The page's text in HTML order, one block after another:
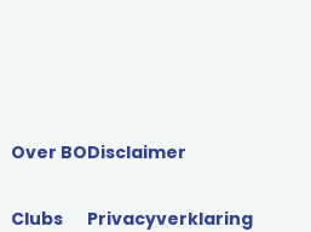
Over BO
Clubs
Disclaimer
Privacyverklaring